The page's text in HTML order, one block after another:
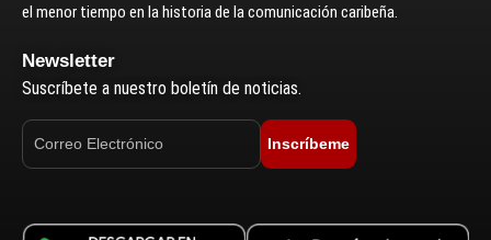
el menor tiempo en la historia de la comunicación caribeña.
Newsletter
Suscríbete a nuestro boletín de noticias.
Inscríbeme